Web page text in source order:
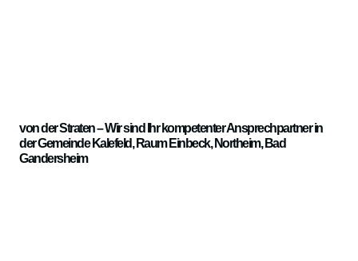
von der Straten – Wir sind Ihr kompetenter Ansprechpartner in
der Gemeinde Kalefeld, Raum Einbeck, Northeim, Bad
Gandersheim